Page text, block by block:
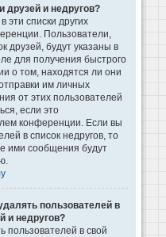
друзей и недругов?
эти списки других
Пользователи,
друзей, будут указаны в
для получения быстрого
о том, находятся ли они
им личных
от этих пользователей
если это
конференции. Если вы
в список недругов, то
ими сообщения будут
пользователей в
и недругов?
пользователей в свой